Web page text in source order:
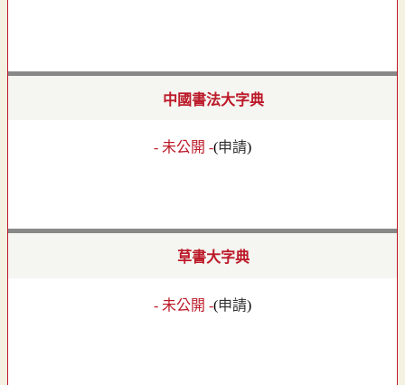
中國書法大字典
- 未公開 -(申請)
草書大字典
- 未公開 -(申請)